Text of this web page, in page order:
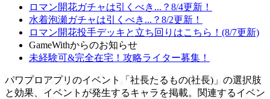
ロマン開花ガチャは引くべき...？8/4更新！
水着泡瀬ガチャは引くべき...？8/2更新！
ロマン開花投手デッキと立ち回りはこちら！(8/7更新)
GameWithからのお知らせ
未経験可&完全在宅！攻略ライター募集！
パワプロアプリのイベント「社長たるもの(社長)」の選択肢
と効果、イベントが発生するキャラを掲載。関連するイベン